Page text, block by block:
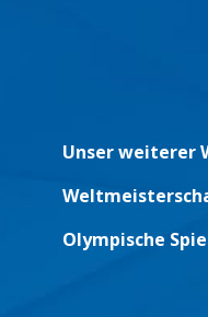
Unser weiterer
Olympische